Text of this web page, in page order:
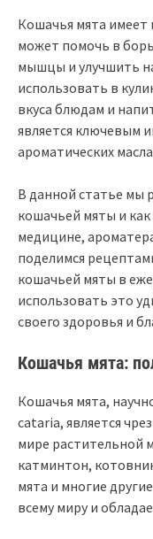
Кошачья мята имеет
может помочь в
мышцы и улучшить
использовать в
вкуса блюдам и
является ключевым
ароматических
В данной статье мы
кошачьей мяты и
медицине,
поделимся
кошачьей мяты в
использовать это
своего здоровья и
Кошачья мята:
Кошачья мята,
cataria, является
мире растительной
катминтон,
мята и многие
всему миру и